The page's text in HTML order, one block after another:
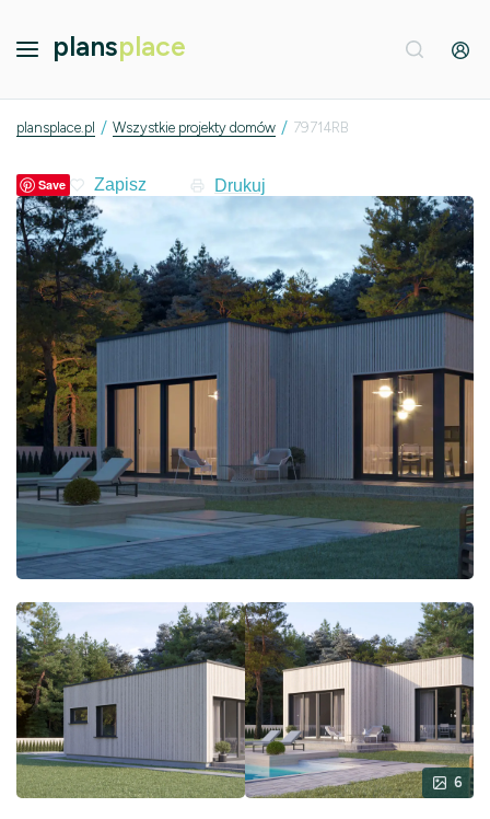
plansplace
plansplace.pl / Wszystkie projekty domów / 79714RB
Save Drukuj
6